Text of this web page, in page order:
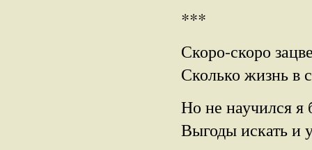
***
Скоро-скоро
Сколько жизнь в
Но не научился я
Выгоды искать и